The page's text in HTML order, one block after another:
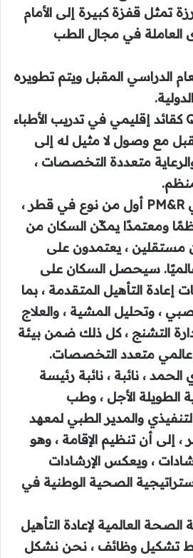
تمثل قفزة كبيرة إلى الأمام
العاملة في مجال الطب
الدراسي المقبل ويتم تطويره
يضع هذا البرنامج QRI كقائد إقليمي في تدريب الأطباء
مع وصول لا مثيل له إلى
متعددة التخصصات ،
يعد برنامج الإقامة في PM&R أول من نوع في قطر ،
ومعتمدًا يمكّن السكان من
، يعتمدون على
عالميًا. سيحصل السكان على
التأهيل المتقدمة ، بما
، وتحليل المشية ، والعلاج
التشنج ، كل ذلك ضمن بيئة
متعدد التخصصات.
، نائبة ، نائبة رئيسة
الطويلة الأجل ، وطب
والمدير الطبي لمعهد
إلى أن تنظيم الإقامة ، وهو
، ويعكس الإرشادات
الصحية الوطنية في
العالمية لإعادة التأهيل
فقط تشكيل وظائف ، نحن نشكل